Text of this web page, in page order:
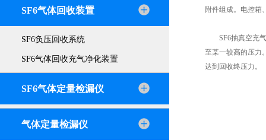
SF6气体回收装置
SF6负压回收系统
SF6气体回收充气净化装置
SF6气体定量检漏仪
气体定量检漏仪
附件组成。电控箱
SF6抽真空充气
至某一较高的压力
达到回收终压力。